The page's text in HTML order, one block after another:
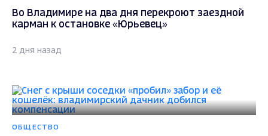
Во Владимире на два дня перекроют заездной
карман к остановке «Юрьевец»
2 дня назад
ОБЩЕСТВО